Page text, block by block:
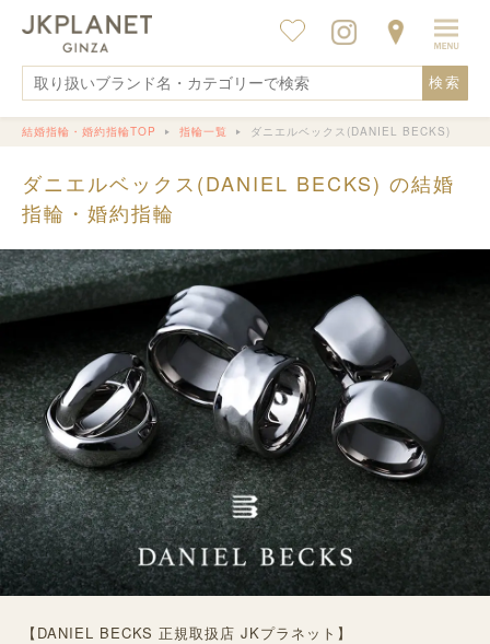
検索
結婚指輪・婚約指輪TOP 指輪一覧 ダニエルベックス(DANIEL BECKS)
ダニエルベックス(DANIEL BECKS) の結婚
指輪・婚約指輪
【DANIEL BECKS 正規取扱店 JKプラネット】